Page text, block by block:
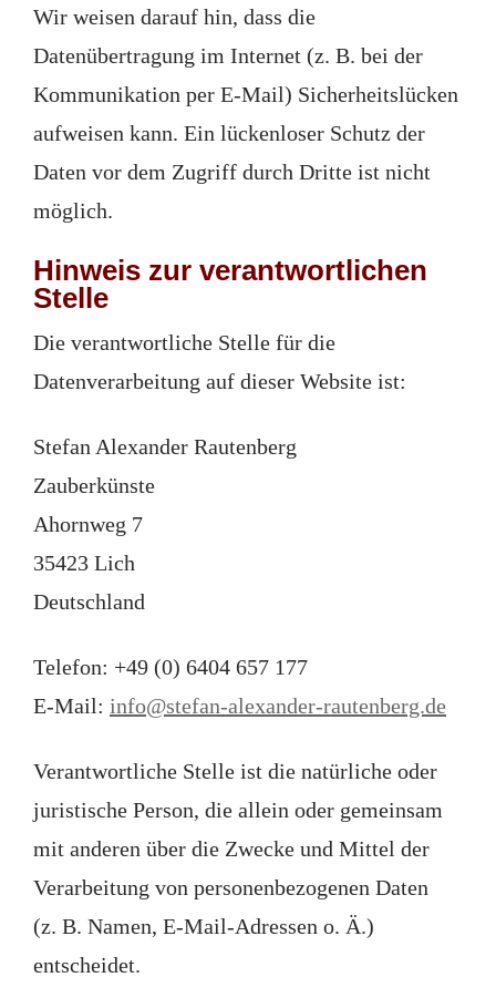
Wir weisen darauf hin, dass die
Datenübertragung im Internet (z. B. bei der
Kommunikation per E-Mail) Sicherheitslücken
aufweisen kann. Ein lückenloser Schutz der
Daten vor dem Zugriff durch Dritte ist nicht
möglich.
Hinweis zur verantwortlichen
Stelle
Die verantwortliche Stelle für die
Datenverarbeitung auf dieser Website ist:
Stefan Alexander Rautenberg
Zauberkünste
Ahornweg 7
35423 Lich
Deutschland
Telefon: +49 (0) 6404 657 177
E-Mail: info@stefan-alexander-rautenberg.de
Verantwortliche Stelle ist die natürliche oder
juristische Person, die allein oder gemeinsam
mit anderen über die Zwecke und Mittel der
Verarbeitung von personenbezogenen Daten
(z. B. Namen, E-Mail-Adressen o. Ä.)
entscheidet.